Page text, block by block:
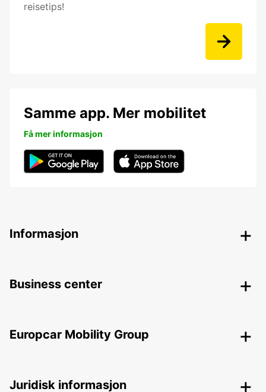
reisetips!
Samme app. Mer mobilitet
Få mer informasjon
Informasjon
Business center
Europcar Mobility Group
Juridisk informasjon